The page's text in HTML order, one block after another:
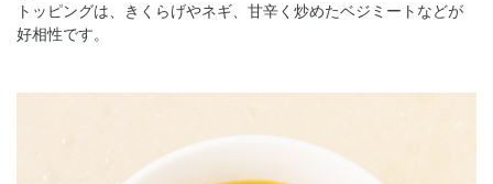
トッピングは、きくらげやネギ、甘辛く炒めたベジミートなどが
好相性です。